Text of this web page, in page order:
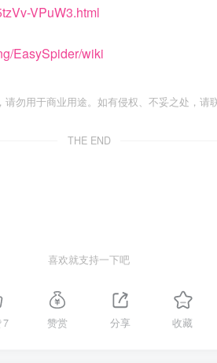
VPuW3.html
EasySpider/wiki
勿用于商业用途。如有侵权、不妥之处，请
THE END
喜欢就支持一下吧
7 赞赏 分享 收藏